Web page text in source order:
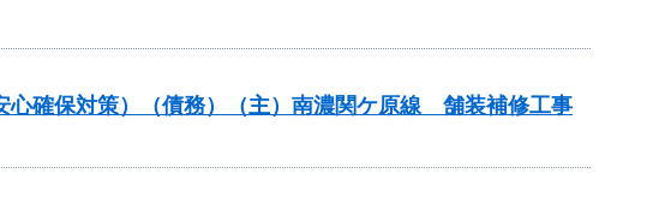
心確保対策）（債務）（主）南濃関ケ原線 舗装補修工事